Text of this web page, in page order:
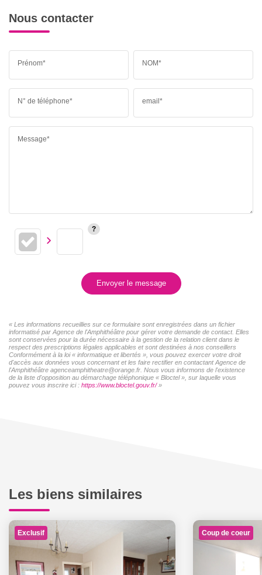
Nous contacter
Prénom* NOM*
N° de téléphone* email*
Message*
Envoyer le message
« Les informations recueillies sur ce formulaire sont enregistrées dans un fichier
informatisé par Agence de l'Amphithéâtre pour gérer votre demande de contact. Elles
sont conservées pour la durée nécessaire à la gestion de la relation client dans le
respect des prescriptions légales applicables et sont destinées à nos conseillers
Conformément à la loi « informatique et libertés », vous pouvez exercer votre droit
d'accès aux données vous concernant et les faire rectifier en contactant Agence de
l'Amphithéâtre agenceamphitheatre@orange.fr. Nous vous informons de l'existence
de la liste d'opposition au démarchage téléphonique « Bloctel », sur laquelle vous
pouvez vous inscrire ici : https://www.bloctel.gouv.fr/»
Les biens similaires
Exclusif Coup de coeur